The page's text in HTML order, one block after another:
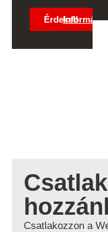
Érdekel!
Csatlakozzon a